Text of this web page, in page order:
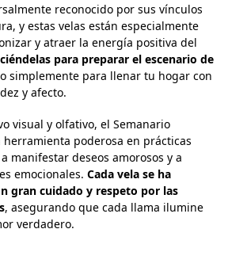
reconocido por sus vínculos
y estas velas están especialmente
y atraer la energía positiva del
para preparar el escenario de
simplemente para llenar tu hogar con
y afecto.
visual y olfativo, el Semanario
herramienta poderosa en prácticas
manifestar deseos amorosos y a
emocionales. Cada vela se ha
gran cuidado y respeto por las
, asegurando que cada llama ilumine
verdadero.